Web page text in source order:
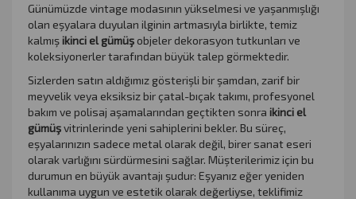
Günümüzde vintage modasının yükselmesi ve yaşanmışlığı
olan eşyalara duyulan ilginin artmasıyla birlikte, temiz
kalmışikinci el gümüş objeler dekorasyon tutkunları ve
koleksiyonerler tarafından büyük talep görmektedir.
Sizlerden satın aldığımız gösterişli bir şamdan, zarif bir
meyvelik veya eksiksiz bir çatal-bıçak takımı, profesyonel
bakım ve polisaj aşamalarından geçtikten sonra ikinci el
gümüşvitrinlerinde yeni sahiplerini bekler. Bu süreç,
eşyalarınızın sadece metal olarak değil, birer sanat eseri
olarak varlığını sürdürmesini sağlar. Müşterilerimiz için bu
durumun en büyük avantajı şudur: Eşyanız eğer yeniden
kullanıma uygun ve estetik olarak değerliyse, teklifimiz